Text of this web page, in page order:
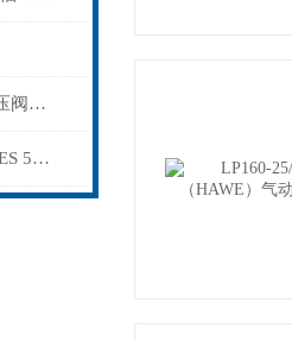
德国REXROTH液压阀的分类
巴鲁夫BES00PY BES 516-325-G-E5-C-S4